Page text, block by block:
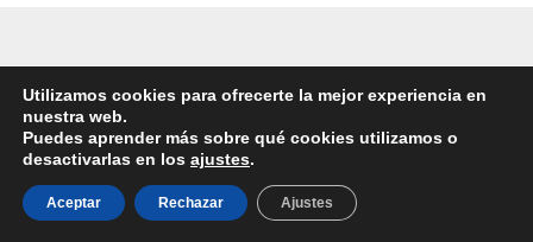
Utilizamos cookies para ofrecerte la mejor experiencia en
nuestra web.
Puedes aprender más sobre qué cookies utilizamos o
desactivarlas en los ajustes.
Aceptar Rechazar Ajustes